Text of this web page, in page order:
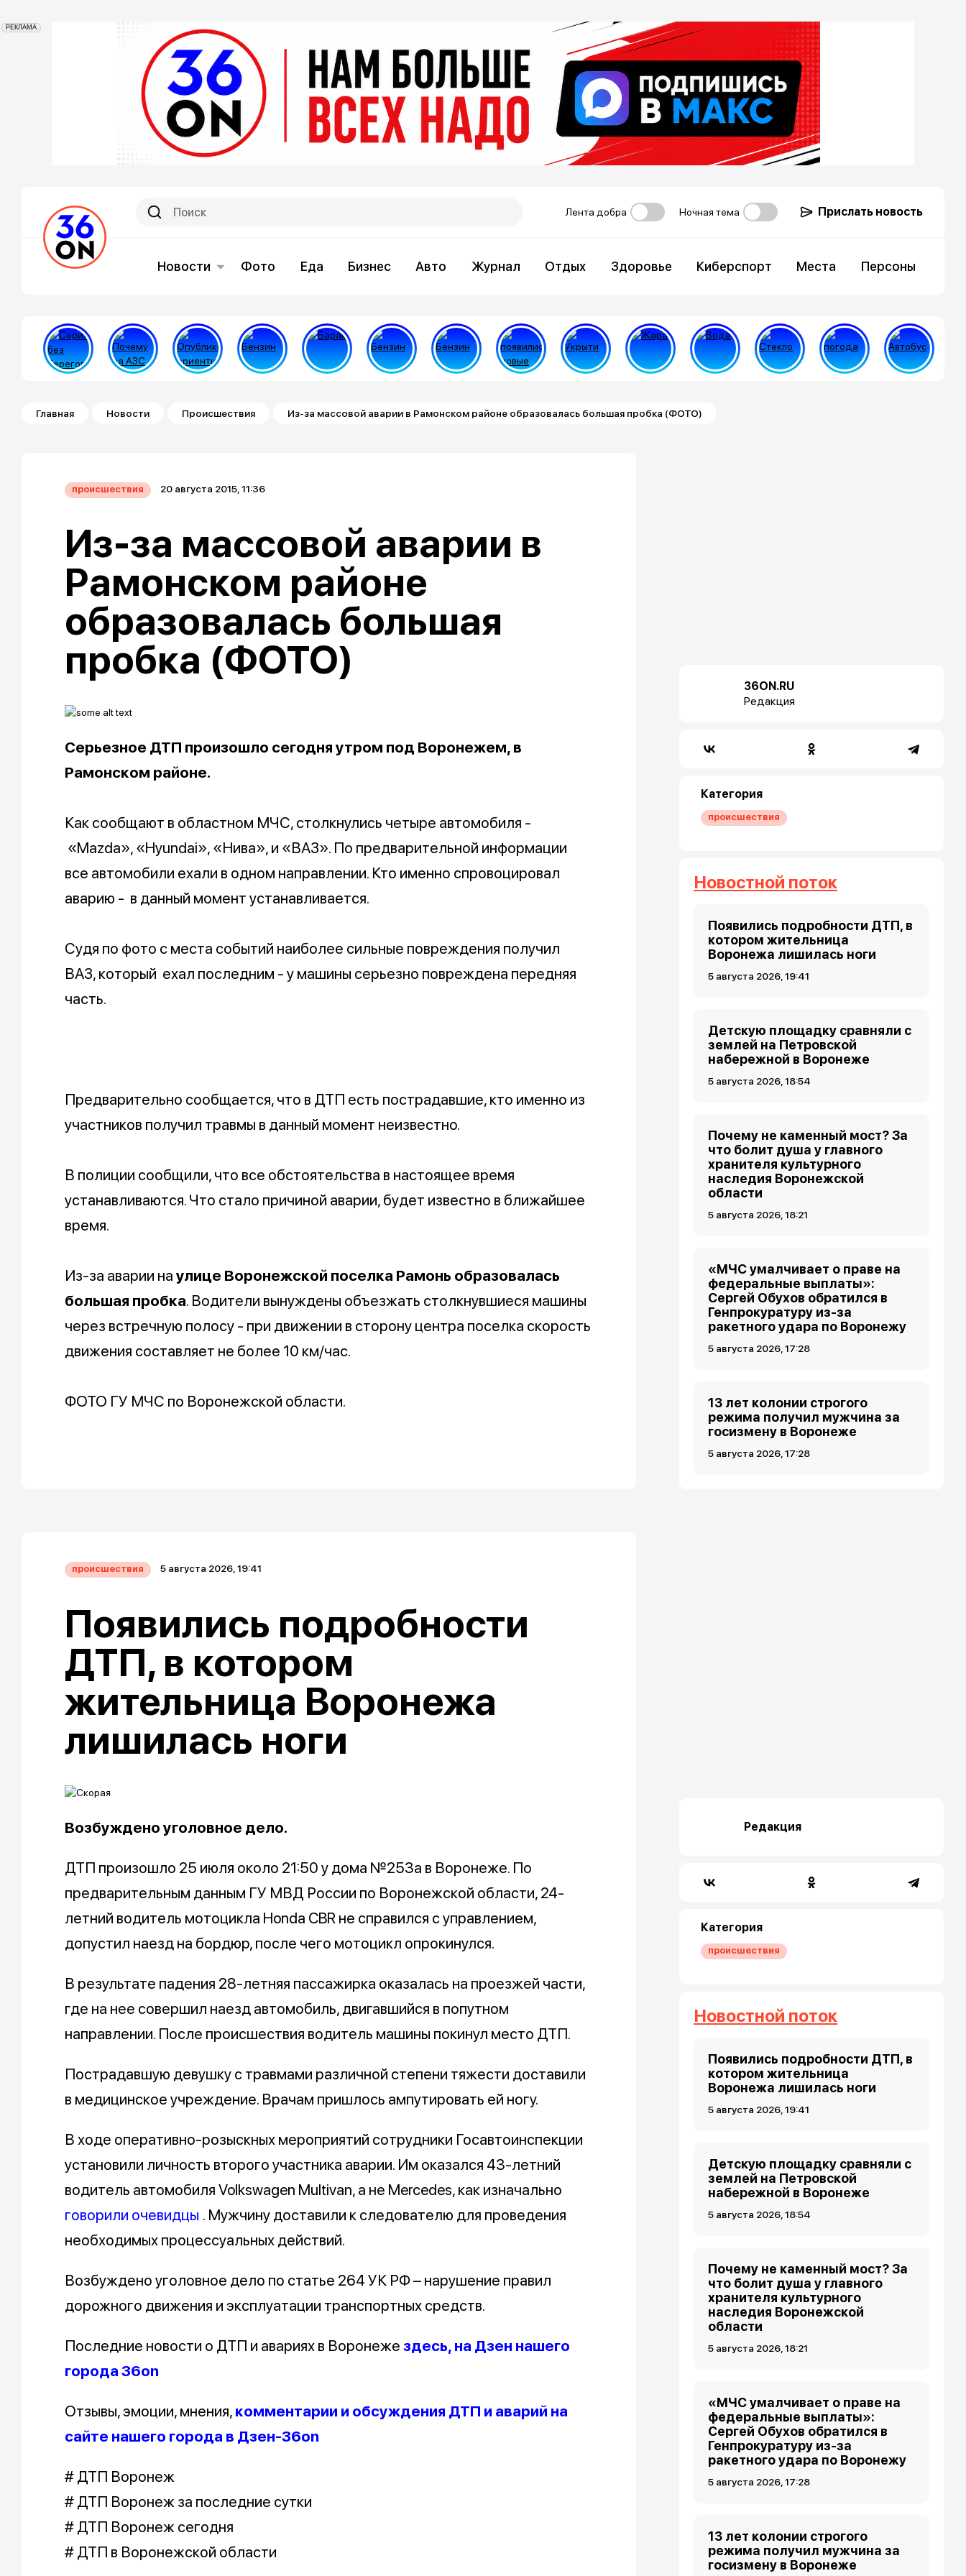
РЕКЛАМА
Лента добра Ночная тема Прислать новость
Новости Фото Еда Бизнес Авто Журнал Отдых Здоровье Киберспорт Места Персоны
Строка навигации
Главная Новости Происшествия Из-за массовой аварии в Рамонском районе образовалась большая пробка (ФОТО)
происшествия 20 августа 2015, 11:36
Из-за массовой аварии в
Рамонском районе
образовалась большая
пробка (ФОТО)
Серьезное ДТП произошло сегодня утром под Воронежем, в
Рамонском районе.
Как сообщают в областном МЧС, столкнулись четыре автомобиля -
«Mazda», «Hyundai», «Нива», и «ВАЗ». По предварительной информации
все автомобили ехали в одном направлении. Кто именно спровоцировал
аварию - в данный момент устанавливается.
Судя по фото с места событий наиболее сильные повреждения получил
ВАЗ, который ехал последним - у машины серьезно повреждена передняя
часть.
Предварительно сообщается, что в ДТП есть пострадавшие, кто именно из
участников получил травмы в данный момент неизвестно.
В полиции сообщили, что все обстоятельства в настоящее время
устанавливаются. Что стало причиной аварии, будет известно в ближайшее
время.
Из-за аварии на улице Воронежской поселка Рамонь образовалась
большая пробка. Водители вынуждены объезжать столкнувшиеся машины
через встречную полосу - при движении в сторону центра поселка скорость
движения составляет не более 10 км/час.
ФОТО ГУ МЧС по Воронежской области.
36ON.RU
Редакция
Категория
происшествия
Новостной поток
Появились подробности ДТП, в
котором жительница
Воронежа лишилась ноги
5 августа 2026, 19:41
Детскую площадку сравняли с
землей на Петровской
набережной в Воронеже
5 августа 2026, 18:54
Почему не каменный мост? За
что болит душа у главного
хранителя культурного
наследия Воронежской
области
5 августа 2026, 18:21
«МЧС умалчивает о праве на
федеральные выплаты»:
Сергей Обухов обратился в
Генпрокуратуру из-за
ракетного удара по Воронежу
5 августа 2026, 17:28
13 лет колонии строгого
режима получил мужчина за
госизмену в Воронеже
5 августа 2026, 17:28
происшествия 5 августа 2026, 19:41
Появились подробности
ДТП, в котором
жительница Воронежа
лишилась ноги
Возбуждено уголовное дело.
ДТП произошло 25 июля около 21:50 у дома №253а в Воронеже. По
предварительным данным ГУ МВД России по Воронежской области, 24-
летний водитель мотоцикла Honda CBR не справился с управлением,
допустил наезд на бордюр, после чего мотоцикл опрокинулся.
В результате падения 28-летняя пассажирка оказалась на проезжей части,
где на нее совершил наезд автомобиль, двигавшийся в попутном
направлении. После происшествия водитель машины покинул место ДТП.
Пострадавшую девушку с травмами различной степени тяжести доставили
в медицинское учреждение. Врачам пришлось ампутировать ей ногу.
В ходе оперативно-розыскных мероприятий сотрудники Госавтоинспекции
установили личность второго участника аварии. Им оказался 43-летний
водитель автомобиля Volkswagen Multivan, а не Mercedes, как изначально
говорили очевидцы . Мужчину доставили к следователю для проведения
необходимых процессуальных действий.
Возбуждено уголовное дело по статье 264 УК РФ – нарушение правил
дорожного движения и эксплуатации транспортных средств.
Последние новости о ДТП и авариях в Воронеже здесь, на Дзен нашего
города 36on
Отзывы, эмоции, мнения, комментарии и обсуждения ДТП и аварий на
сайте нашего города в Дзен-36on
# ДТП Воронеж
# ДТП Воронеж за последние сутки
# ДТП Воронеж сегодня
# ДТП в Воронежской области
Редакция
Категория
происшествия
Новостной поток
Появились подробности ДТП, в
котором жительница
Воронежа лишилась ноги
5 августа 2026, 19:41
Детскую площадку сравняли с
землей на Петровской
набережной в Воронеже
5 августа 2026, 18:54
Почему не каменный мост? За
что болит душа у главного
хранителя культурного
наследия Воронежской
области
5 августа 2026, 18:21
«МЧС умалчивает о праве на
федеральные выплаты»:
Сергей Обухов обратился в
Генпрокуратуру из-за
ракетного удара по Воронежу
5 августа 2026, 17:28
13 лет колонии строгого
режима получил мужчина за
госизмену в Воронеже